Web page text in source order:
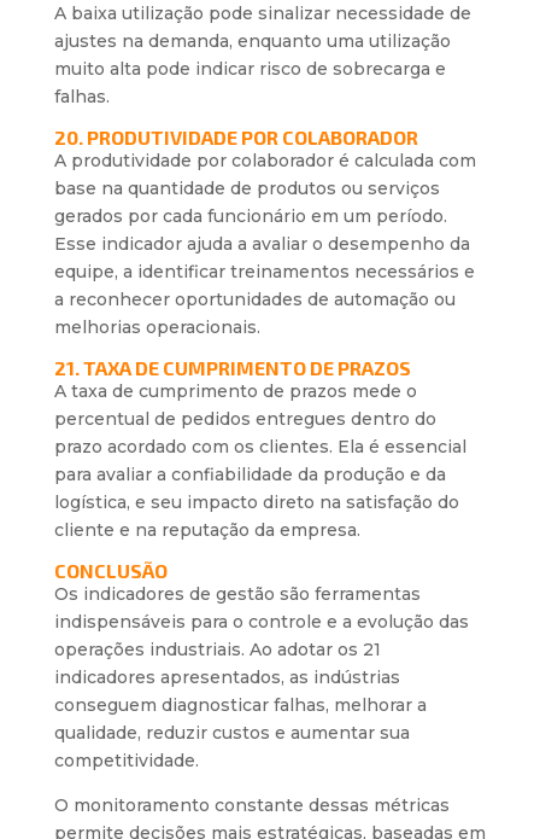
A baixa utilização pode sinalizar necessidade de
ajustes na demanda, enquanto uma utilização
muito alta pode indicar risco de sobrecarga e
falhas.
20. PRODUTIVIDADE POR COLABORADOR
A produtividade por colaborador é calculada com
base na quantidade de produtos ou serviços
gerados por cada funcionário em um período.
Esse indicador ajuda a avaliar o desempenho da
equipe, a identificar treinamentos necessários e
a reconhecer oportunidades de automação ou
melhorias operacionais.
21. TAXA DE CUMPRIMENTO DE PRAZOS
A taxa de cumprimento de prazos mede o
percentual de pedidos entregues dentro do
prazo acordado com os clientes. Ela é essencial
para avaliar a confiabilidade da produção e da
logística, e seu impacto direto na satisfação do
cliente e na reputação da empresa.
CONCLUSÃO
Os indicadores de gestão são ferramentas
indispensáveis para o controle e a evolução das
operações industriais. Ao adotar os 21
indicadores apresentados, as indústrias
conseguem diagnosticar falhas, melhorar a
qualidade, reduzir custos e aumentar sua
competitividade.
O monitoramento constante dessas métricas
permite decisões mais estratégicas, baseadas em